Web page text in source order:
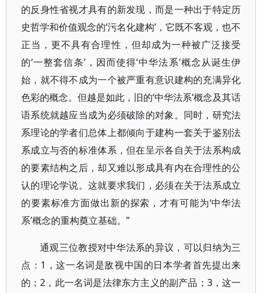
的反身性省视才具有的新发现，而是一种出于特定历
史哲学和价值观念的‘污名化建构’，它既不客观，也不
正当，更不具有合理性，但却成为一种被广泛接受
的‘一整套信条’，因而使得‘中华法系’概念从诞生伊
始，就不得不成为一个被严重有意识建构的充满异化
色彩的概念。但越是如此，旧的‘中华法系’概念及其话
语系统就越应当成为必须破除的对象。同时，研究法
系理论的学者们总体上都倾向于建构一套关于鉴别法
系成立与否的标准体系，但在呈示各自关于法系构成
的要素结构之后，却又难以形成具有内在合理性的公
认的理论学说。这就要求我们，必须在关于法系成立
的要素标准方面做出新的探索，才有可能为‘中华法
系’概念的重构奠立基础。”
通观三位教授对中华法系的异议，可以归纳为三
点：1，这一名词是敌视中国的日本学者首先提出来
的；2，此一名词是法律东方主义的副产品；3，这一